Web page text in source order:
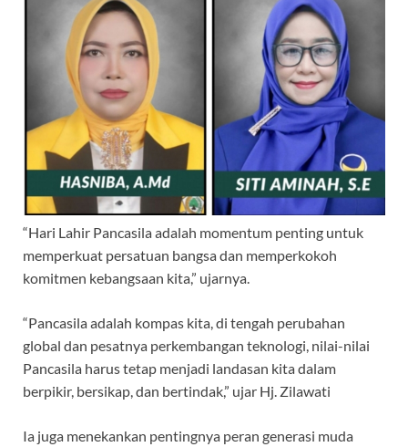
“Hari Lahir Pancasila adalah momentum penting untuk
memperkuat persatuan bangsa dan memperkokoh
komitmen kebangsaan kita,” ujarnya.
“Pancasila adalah kompas kita, di tengah perubahan
global dan pesatnya perkembangan teknologi, nilai-nilai
Pancasila harus tetap menjadi landasan kita dalam
berpikir, bersikap, dan bertindak,” ujar Hj. Zilawati
Ia juga menekankan pentingnya peran generasi muda